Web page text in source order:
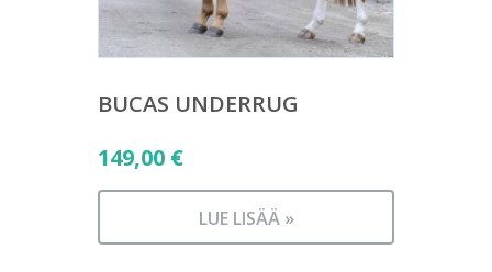
BUCAS UNDERRUG
149,00 €
LUE LISÄÄ »